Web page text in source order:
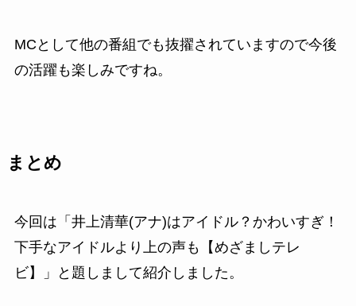
MCとして他の番組でも抜擢されていますので今後
の活躍も楽しみですね。
まとめ
今回は「井上清華(アナ)はアイドル？かわいすぎ！
下手なアイドルより上の声も【めざましテレ
ビ】」と題しまして紹介しました。